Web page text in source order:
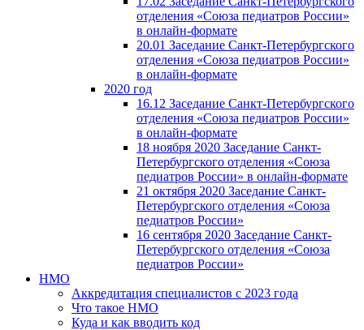
отделения «Союза педиатров России»
в онлайн-формате
20.01 Заседание Санкт-Петербургского
отделения «Союза педиатров России»
в онлайн-формате
2020 год
16.12 Заседание Санкт-Петербургского
отделения «Союза педиатров России»
в онлайн-формате
18 ноября 2020 Заседание Санкт-
Петербургского отделения «Союза
педиатров России» в онлайн-формате
21 октября 2020 Заседание Санкт-
Петербургского отделения «Союза
педиатров России»
16 сентября 2020 Заседание Санкт-
Петербургского отделения «Союза
педиатров России»
НМО
Аккредитация специалистов с 2023 года
Что такое НМО
Куда и как вводить код